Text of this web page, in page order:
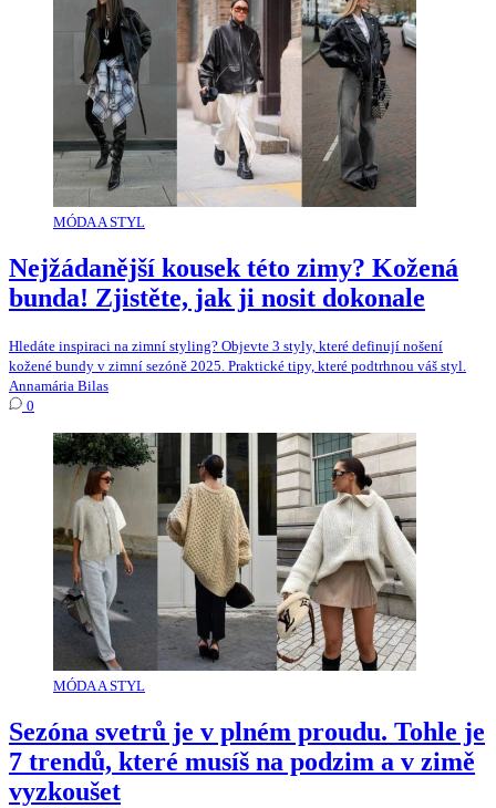
MÓDA A STYL
Nejžádanější kousek této zimy? Kožená
bunda! Zjistěte, jak ji nosit dokonale
Hledáte inspiraci na zimní styling? Objevte 3 styly, které definují nošení
kožené bundy v zimní sezóně 2025. Praktické tipy, které podtrhnou váš styl.
Annamária Bilas
0
MÓDA A STYL
Sezóna svetrů je v plném proudu. Tohle je
7 trendů, které musíš na podzim a v zimě
vyzkoušet